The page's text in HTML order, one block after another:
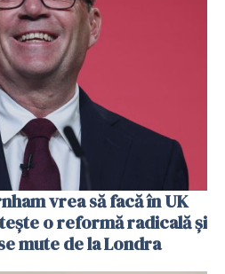
vrea să facă în UK
o reformă radicală și
mute de la Londra